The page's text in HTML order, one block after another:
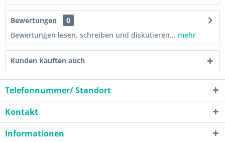
Bewertungen
0
Bewertungen lesen, schreiben und diskutieren... mehr
Kunden kauften auch
Telefonnummer/ Standort
Kontakt
Informationen